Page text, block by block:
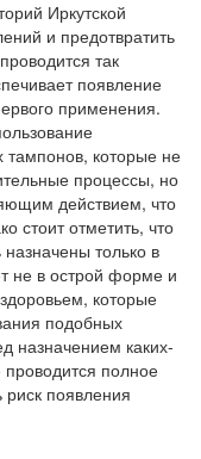
Иркутской
и предотвратить
так
появление
применения.
тампонов, которые не
процессы, но
действием, что
стоит отметить, что
только в
не в острой форме и
которые
подобных
назначением каких-
полное
появления